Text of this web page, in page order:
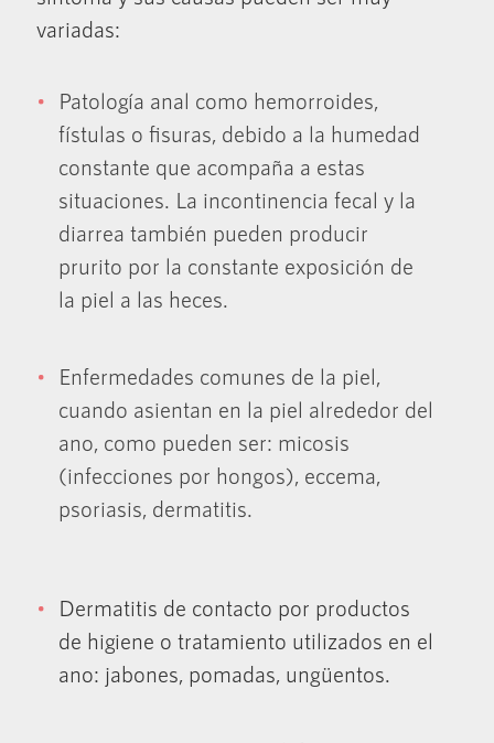
variadas:
Patología anal como hemorroides,
fístulas o fisuras, debido a la humedad
constante que acompaña a estas
situaciones. La incontinencia fecal y la
diarrea también pueden producir
prurito por la constante exposición de
la piel a las heces.
Enfermedades comunes de la piel,
cuando asientan en la piel alrededor del
ano, como pueden ser: micosis
(infecciones por hongos), eccema,
psoriasis, dermatitis.
Dermatitis de contacto por productos
de higiene o tratamiento utilizados en el
ano: jabones, pomadas, ungüentos.